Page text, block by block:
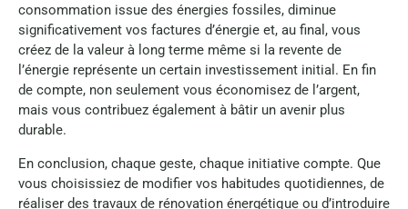
consommation issue des énergies fossiles, diminue
significativement vos factures d’énergie et, au final, vous
créez de la valeur à long terme même si la revente de
l’énergie représente un certain investissement initial. En fin
de compte, non seulement vous économisez de l’argent,
mais vous contribuez également à bâtir un avenir plus
durable.
En conclusion, chaque geste, chaque initiative compte. Que
vous choisissiez de modifier vos habitudes quotidiennes, de
réaliser des travaux de rénovation énergétique ou d’introduire